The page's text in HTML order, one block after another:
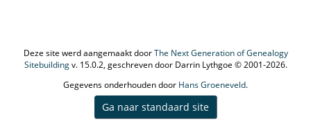
Deze site werd aangemaakt doorThe Next Generation of Genealogy
Sitebuildingv. 15.0.2, geschreven door Darrin Lythgoe © 2001-2026.
Gegevens onderhouden door Hans Groeneveld.
Ga naar standaard site